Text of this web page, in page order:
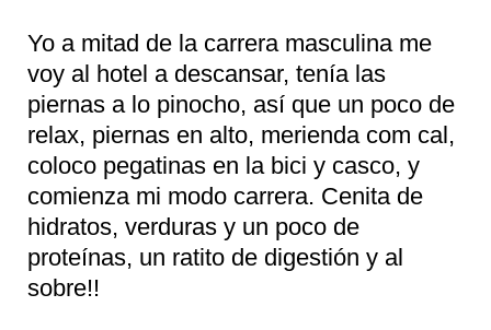
Yo a mitad de la carrera masculina me
voy al hotel a descansar, tenía las
piernas a lo pinocho, así que un poco de
relax, piernas en alto, merienda com cal,
coloco pegatinas en la bici y casco, y
comienza mi modo carrera. Cenita de
hidratos, verduras y un poco de
proteínas, un ratito de digestión y al
sobre!!